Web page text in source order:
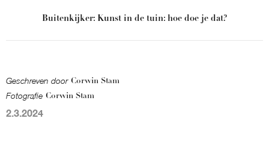
Buitenkijker: Kunst in de tuin: hoe doe je dat?
Geschreven door Corwin Stam
Fotografie Corwin Stam
2.3.2024